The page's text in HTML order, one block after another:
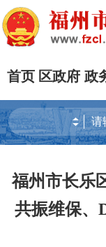
首页 区政府 政
福州市长乐
共振维保、